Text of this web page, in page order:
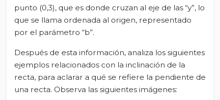
punto (0,3), que es donde cruzan al eje de las “y”, lo
que se llama ordenada al origen, representado
por el parámetro “b”.
Después de esta información, analiza los siguientes
ejemplos relacionados con la inclinación de la
recta, para aclarar a qué se refiere la pendiente de
una recta. Observa las siguientes imágenes: